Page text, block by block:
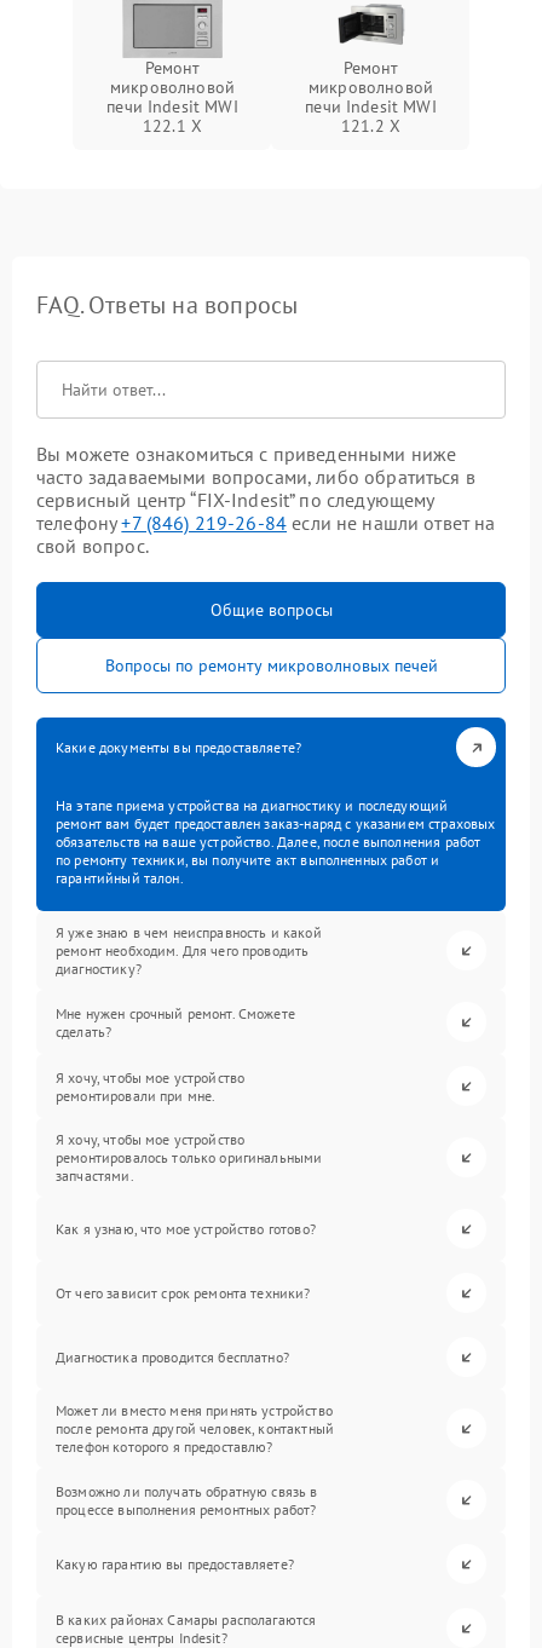
Ремонт
микроволновой
печи Indesit MWI
122.1 X
Ремонт
микроволновой
печи Indesit MWI
121.2 X
FAQ. Ответы на вопросы
Вы можете ознакомиться с приведенными ниже
часто задаваемыми вопросами, либо обратиться в
сервисный центр “FIX-Indesit” по следующему
телефону+7 (846) 219-26-84 если не нашли ответ на
свой вопрос.
Общие вопросы
Вопросы по ремонту микроволновых печей
Какие документы вы предоставляете?
На этапе приема устройства на диагностику и последующий
ремонт вам будет предоставлен заказ-наряд с указанием страховых
обязательств на ваше устройство. Далее, после выполнения работ
по ремонту техники, вы получите акт выполненных работ и
гарантийный талон.
Я уже знаю в чем неисправность и какой
ремонт необходим. Для чего проводить
диагностику?
Мне нужен срочный ремонт. Сможете
сделать?
Я хочу, чтобы мое устройство
ремонтировали при мне.
Я хочу, чтобы мое устройство
ремонтировалось только оригинальными
запчастями.
Как я узнаю, что мое устройство готово?
От чего зависит срок ремонта техники?
Диагностика проводится бесплатно?
Может ли вместо меня принять устройство
после ремонта другой человек, контактный
телефон которого я предоставлю?
Возможно ли получать обратную связь в
процессе выполнения ремонтных работ?
Какую гарантию вы предоставляете?
В каких районах Самары располагаются
сервисные центры Indesit?